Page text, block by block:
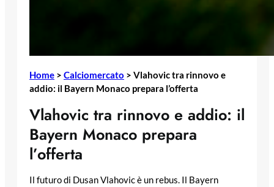
Home > Calciomercato > Vlahovic tra rinnovo e
addio: il Bayern Monaco prepara l’offerta
Vlahovic tra rinnovo e addio: il
Bayern Monaco prepara
l’offerta
Il futuro di Dusan Vlahovic è un rebus. Il Bayern